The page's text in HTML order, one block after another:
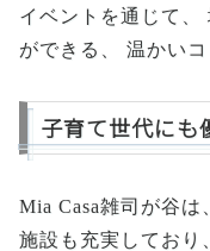
イベントを通じて、
ができる、 温かい
子育て世代にも
Mia Casa雑司が谷
施設も充実しており